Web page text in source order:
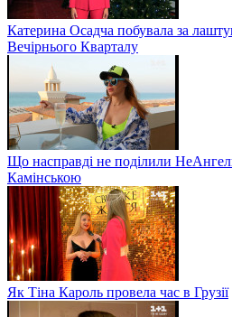
Катерина Осадча побувала за
Вечірнього Кварталу
Що насправді не поділили
Камінською
Як Тіна Кароль провела час в Грузії